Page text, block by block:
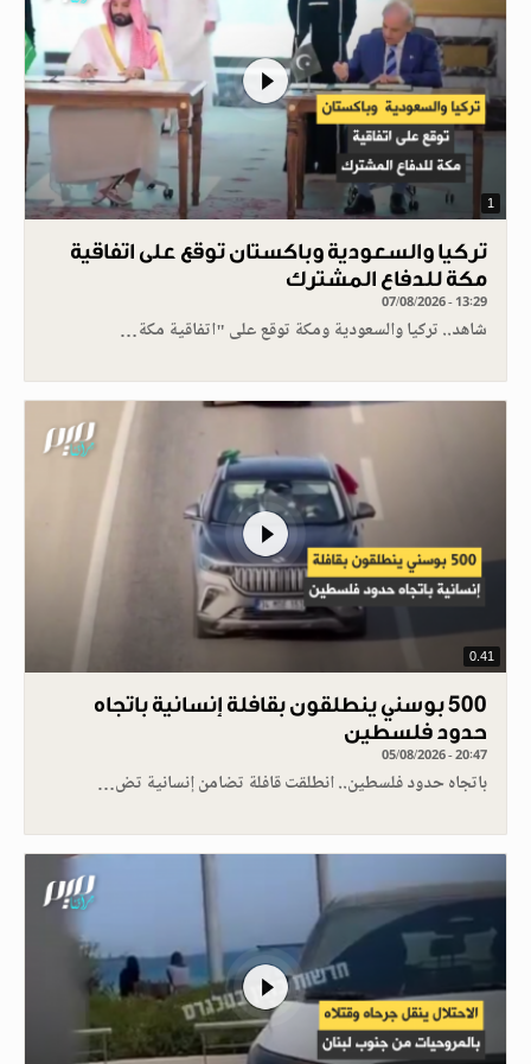
1
تركيا والسعودية وباكستان توقع على اتفاقية
مكة للدفاع المشترك
07/08/2026 - 13:29
شاهد.. تركيا والسعودية ومكة توقع على "اتفاقية مكة…
0.41
500 بوسني ينطلقون بقافلة إنسانية باتجاه
حدود فلسطين
05/08/2026 - 20:47
باتجاه حدود فلسطين.. انطلقت قافلة تضامن إنسانية تض…